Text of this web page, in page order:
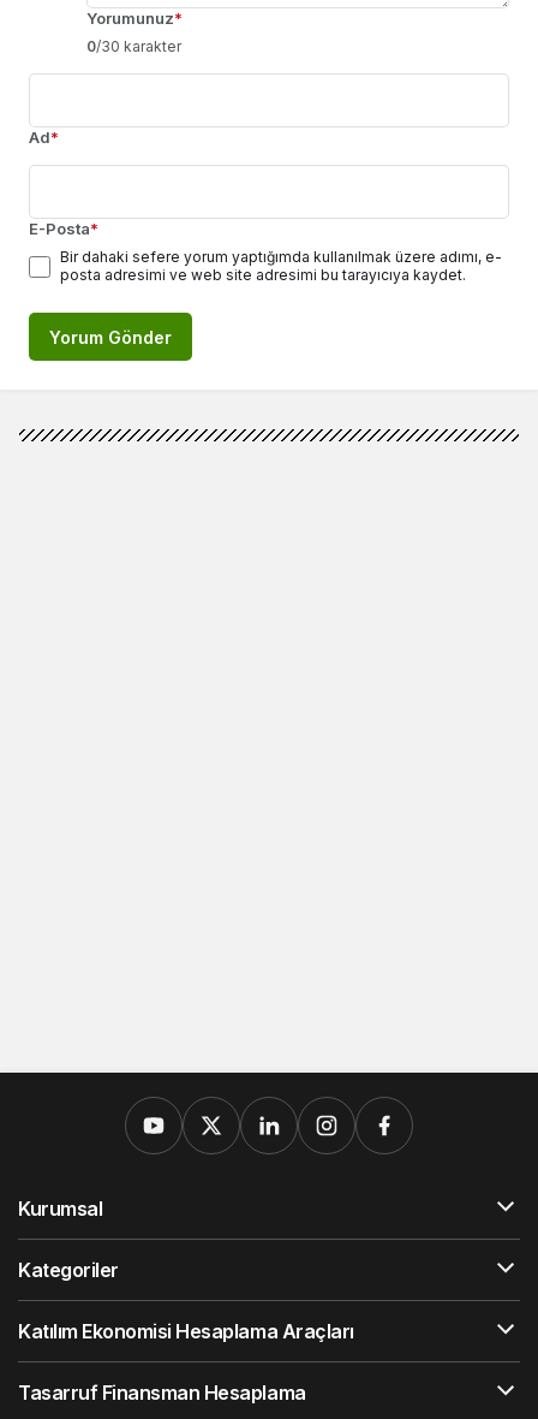
Yorumunuz*
0/30 karakter
Ad*
E-Posta*
Bir dahaki sefere yorum yaptığımda kullanılmak üzere adımı, e-
posta adresimi ve web site adresimi bu tarayıcıya kaydet.
Yorum Gönder
Kurumsal
Kategoriler
Katılım Ekonomisi Hesaplama Araçları
Tasarruf Finansman Hesaplama